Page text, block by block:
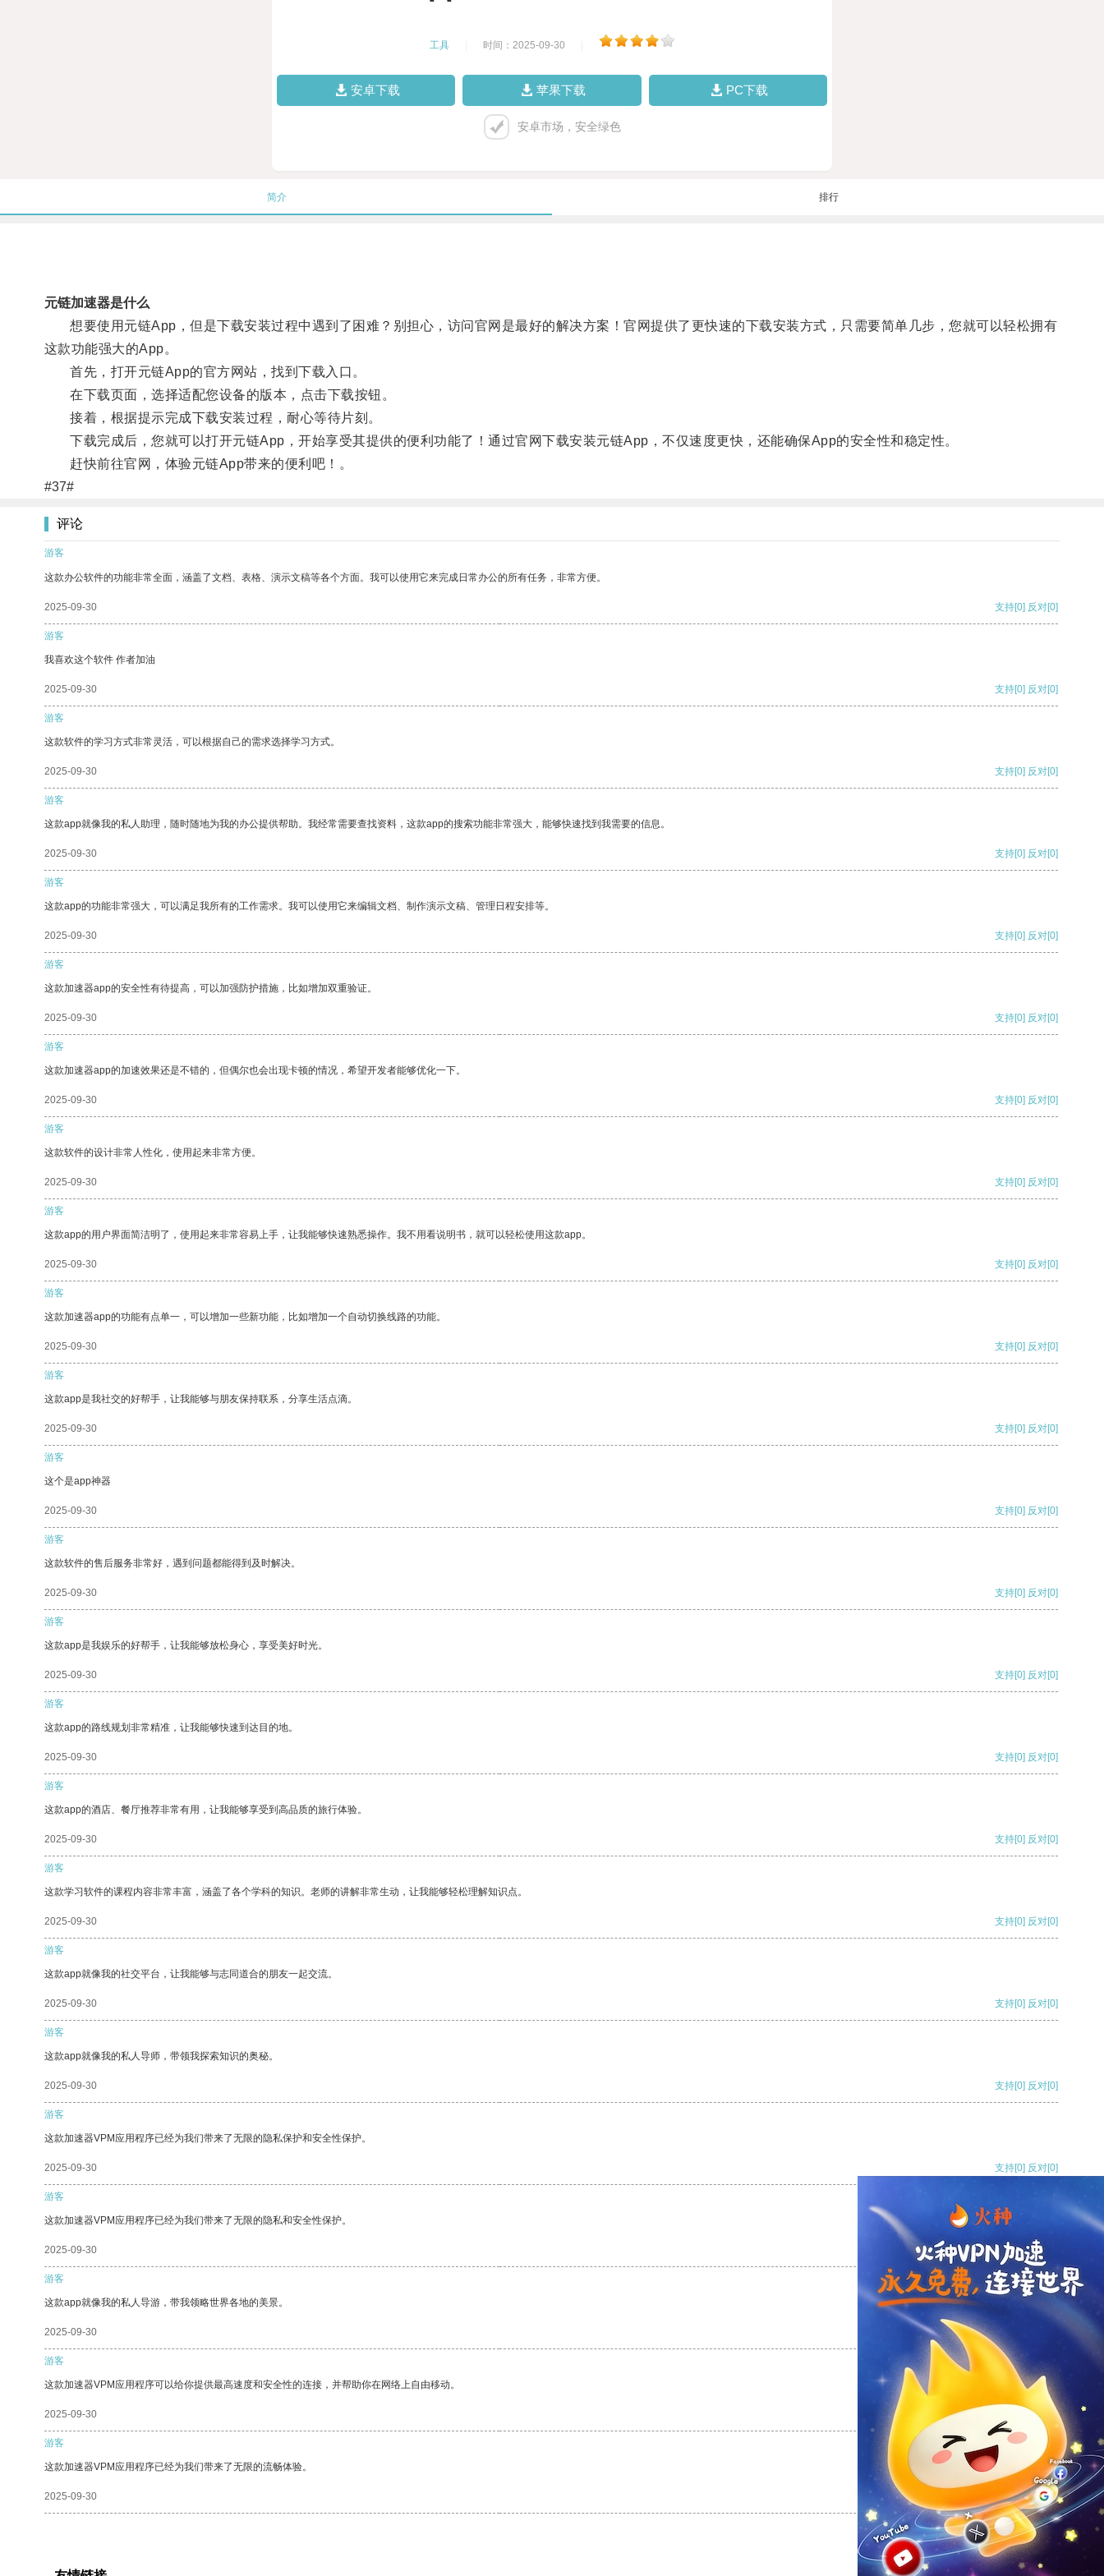
工具 时间：2025-09-30
安卓下载 苹果下载 PC下载
安卓市场，安全绿色
简介 排行
元链加速器是什么
想要使用元链App，但是下载安装过程中遇到了困难？别担心，访问官网是最好的解决方案！官网提供了更快速的下载安装方式，只需要简单几步，您就可以轻松拥有
这款功能强大的App。
首先，打开元链App的官方网站，找到下载入口。
在下载页面，选择适配您设备的版本，点击下载按钮。
接着，根据提示完成下载安装过程，耐心等待片刻。
下载完成后，您就可以打开元链App，开始享受其提供的便利功能了！通过官网下载安装元链App，不仅速度更快，还能确保App的安全性和稳定性。
赶快前往官网，体验元链App带来的便利吧！。
#37#
评论
游客
这款办公软件的功能非常全面，涵盖了文档、表格、演示文稿等各个方面。我可以使用它来完成日常办公的所有任务，非常方便。
2025-09-30 支持[0] 反对[0]
游客
我喜欢这个软件 作者加油
2025-09-30 支持[0] 反对[0]
游客
这款软件的学习方式非常灵活，可以根据自己的需求选择学习方式。
2025-09-30 支持[0] 反对[0]
游客
这款app就像我的私人助理，随时随地为我的办公提供帮助。我经常需要查找资料，这款app的搜索功能非常强大，能够快速找到我需要的信息。
2025-09-30 支持[0] 反对[0]
游客
这款app的功能非常强大，可以满足我所有的工作需求。我可以使用它来编辑文档、制作演示文稿、管理日程安排等。
2025-09-30 支持[0] 反对[0]
游客
这款加速器app的安全性有待提高，可以加强防护措施，比如增加双重验证。
2025-09-30 支持[0] 反对[0]
游客
这款加速器app的加速效果还是不错的，但偶尔也会出现卡顿的情况，希望开发者能够优化一下。
2025-09-30 支持[0] 反对[0]
游客
这款软件的设计非常人性化，使用起来非常方便。
2025-09-30 支持[0] 反对[0]
游客
这款app的用户界面简洁明了，使用起来非常容易上手，让我能够快速熟悉操作。我不用看说明书，就可以轻松使用这款app。
2025-09-30 支持[0] 反对[0]
游客
这款加速器app的功能有点单一，可以增加一些新功能，比如增加一个自动切换线路的功能。
2025-09-30 支持[0] 反对[0]
游客
这款app是我社交的好帮手，让我能够与朋友保持联系，分享生活点滴。
2025-09-30 支持[0] 反对[0]
游客
这个是app神器
2025-09-30 支持[0] 反对[0]
游客
这款软件的售后服务非常好，遇到问题都能得到及时解决。
2025-09-30 支持[0] 反对[0]
游客
这款app是我娱乐的好帮手，让我能够放松身心，享受美好时光。
2025-09-30 支持[0] 反对[0]
游客
这款app的路线规划非常精准，让我能够快速到达目的地。
2025-09-30 支持[0] 反对[0]
游客
这款app的酒店、餐厅推荐非常有用，让我能够享受到高品质的旅行体验。
2025-09-30 支持[0] 反对[0]
游客
这款学习软件的课程内容非常丰富，涵盖了各个学科的知识。老师的讲解非常生动，让我能够轻松理解知识点。
2025-09-30 支持[0] 反对[0]
游客
这款app就像我的社交平台，让我能够与志同道合的朋友一起交流。
2025-09-30 支持[0] 反对[0]
游客
这款app就像我的私人导师，带领我探索知识的奥秘。
2025-09-30 支持[0] 反对[0]
游客
这款加速器VPM应用程序已经为我们带来了无限的隐私保护和安全性保护。
2025-09-30 支持[0] 反对[0]
游客
这款加速器VPM应用程序已经为我们带来了无限的隐私和安全性保护。
2025-09-30 支持[0] 反对
游客
这款app就像我的私人导游，带我领略世界各地的美景。
2025-09-30 支持
游客
这款加速器VPM应用程序可以给你提供最高速度和安全性的连接，并帮助你在网络上自由移动。
2025-09-30 反对 [0]
游客
这款加速器VPM应用程序已经为我们带来了无限的流畅体验。
2025-09-30 支持[0] 反对[0]